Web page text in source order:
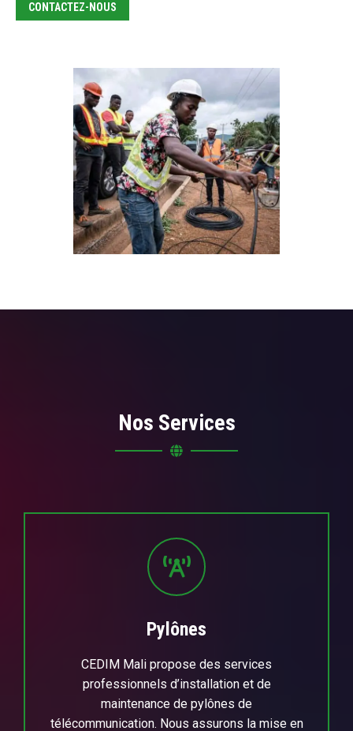
CONTACTEZ-NOUS
Nos Services
Pylônes
CEDIM Mali propose des services
professionnels d’installation et de
maintenance de pylônes de
télécommunication. Nous assurons la mise en